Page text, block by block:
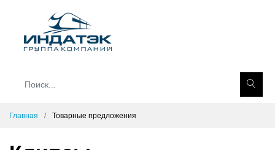
Главная Товарные предложения